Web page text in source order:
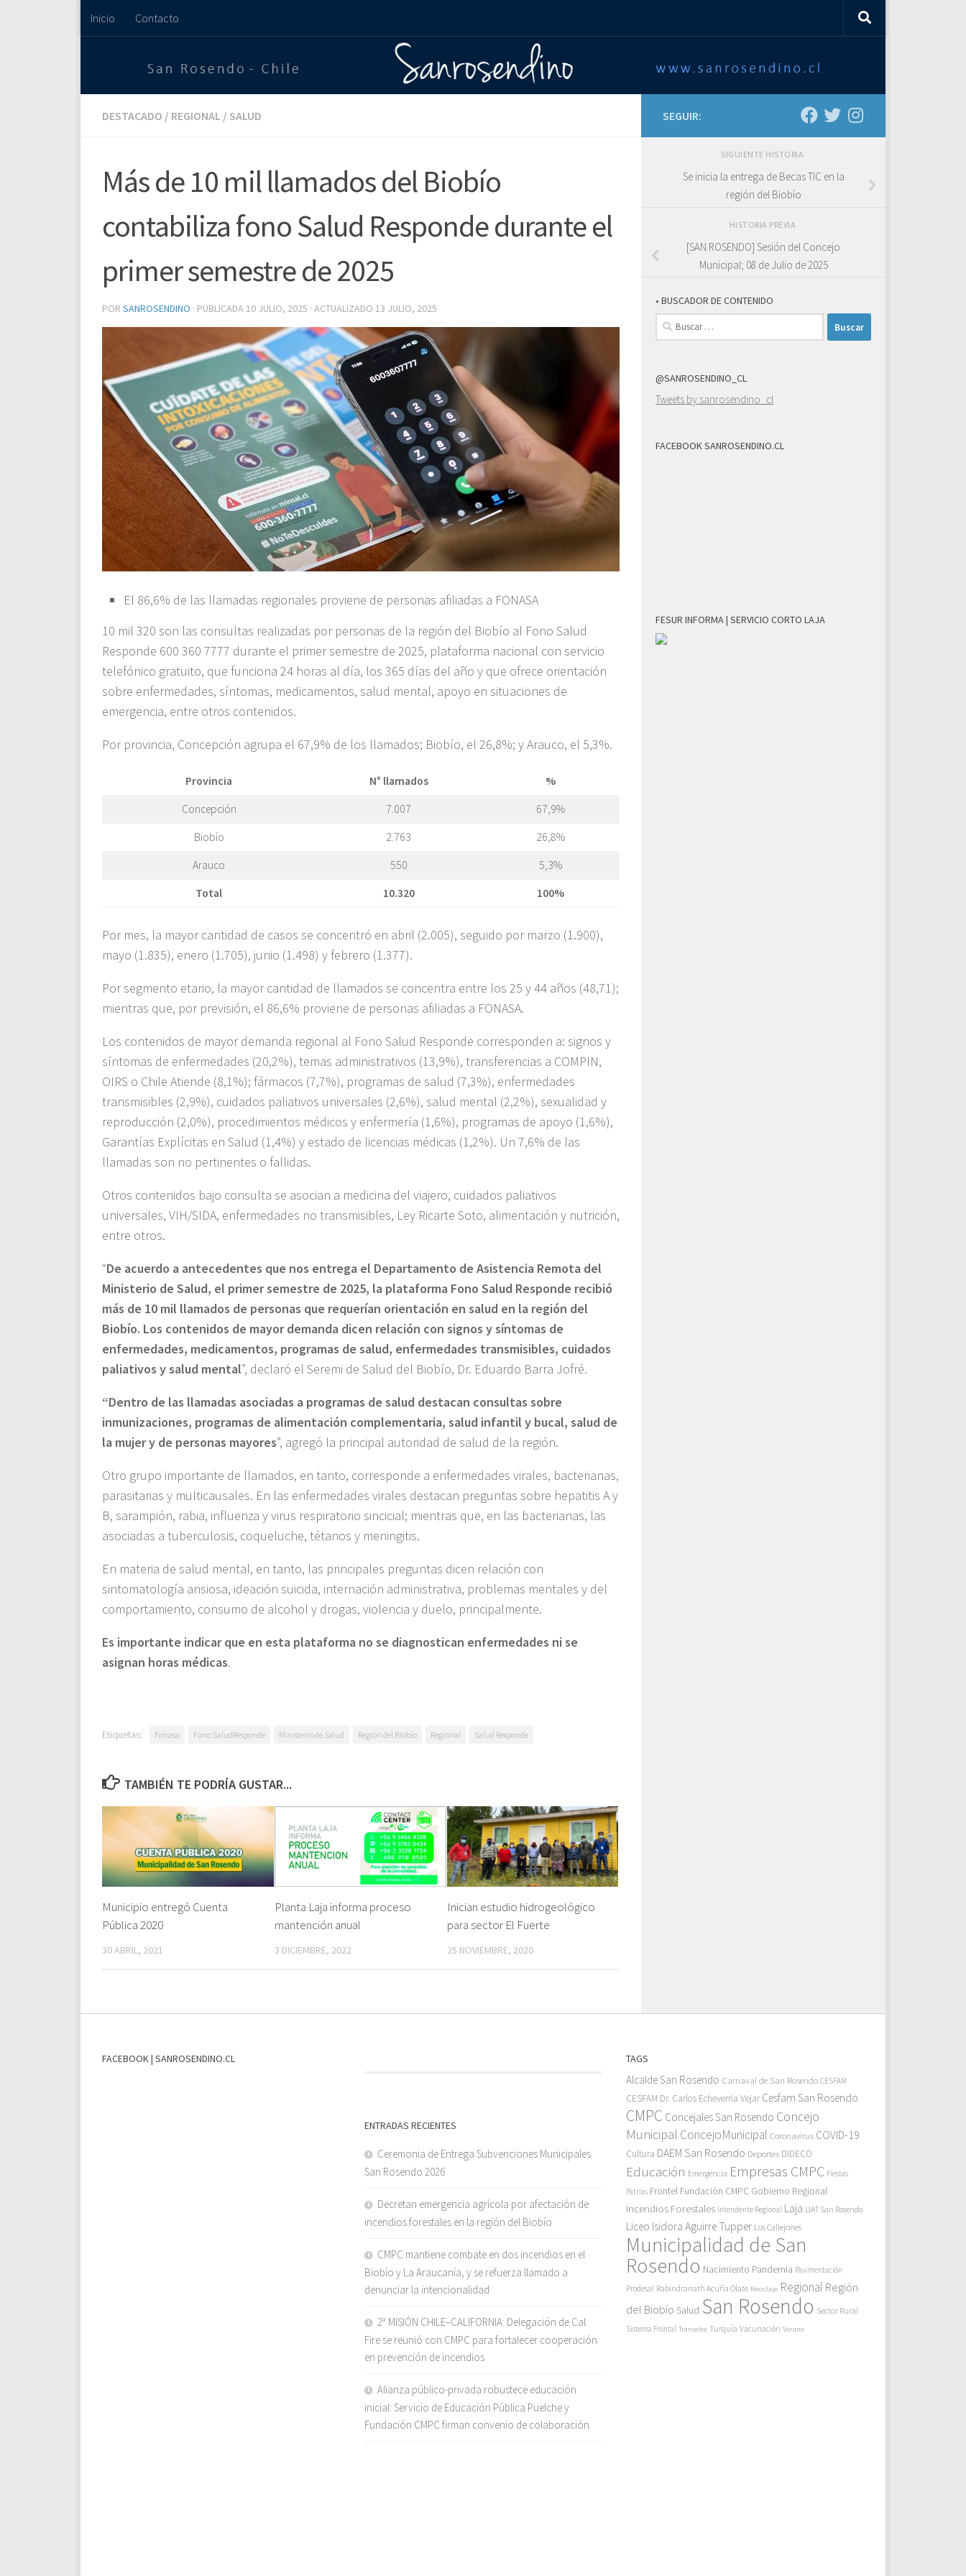
Saltar al contenido
Inicio Contacto
DESTACADO / REGIONAL / SALUD
Más de 10 mil llamados del Biobío
contabiliza fono Salud Responde durante el
primer semestre de 2025
POR SANROSENDINO · PUBLICADA 10 JULIO, 2025 · ACTUALIZADO 13 JULIO, 2025
El 86,6% de las llamadas regionales proviene de personas afiliadas a FONASA
10 mil 320 son las consultas realizadas por personas de la región del Biobío al Fono Salud
Responde 600 360 7777 durante el primer semestre de 2025, plataforma nacional con servicio
telefónico gratuito, que funciona 24 horas al día, los 365 días del año y que ofrece orientación
sobre enfermedades, síntomas, medicamentos, salud mental, apoyo en situaciones de
emergencia, entre otros contenidos.
Por provincia, Concepción agrupa el 67,9% de los llamados; Biobío, el 26,8%; y Arauco, el 5,3%.
Provincia N° llamados %
Concepción 7.007 67,9%
Biobío 2.763 26,8%
Arauco 550 5,3%
Total 10.320 100%
Por mes, la mayor cantidad de casos se concentró en abril (2.005), seguido por marzo (1.900),
mayo (1.835), enero (1.705), junio (1.498) y febrero (1.377).
Por segmento etario, la mayor cantidad de llamados se concentra entre los 25 y 44 años (48,71);
mientras que, por previsión, el 86,6% proviene de personas afiliadas a FONASA.
Los contenidos de mayor demanda regional al Fono Salud Responde corresponden a: signos y
síntomas de enfermedades (20,2%), temas administrativos (13,9%), transferencias a COMPIN,
OIRS o Chile Atiende (8,1%); fármacos (7,7%), programas de salud (7,3%), enfermedades
transmisibles (2,9%), cuidados paliativos universales (2,6%), salud mental (2,2%), sexualidad y
reproducción (2,0%), procedimientos médicos y enfermería (1,6%), programas de apoyo (1,6%),
Garantías Explícitas en Salud (1,4%) y estado de licencias médicas (1,2%). Un 7,6% de las
llamadas son no pertinentes o fallidas.
Otros contenidos bajo consulta se asocian a medicina del viajero, cuidados paliativos
universales, VIH/SIDA, enfermedades no transmisibles, Ley Ricarte Soto, alimentación y nutrición,
entre otros.
“De acuerdo a antecedentes que nos entrega el Departamento de Asistencia Remota del
Ministerio de Salud, el primer semestre de 2025, la plataforma Fono Salud Responde recibió
más de 10 mil llamados de personas que requerían orientación en salud en la región del
Biobío. Los contenidos de mayor demanda dicen relación con signos y síntomas de
enfermedades, medicamentos, programas de salud, enfermedades transmisibles, cuidados
paliativos y salud mental”, declaró el Seremi de Salud del Biobío, Dr. Eduardo Barra Jofré.
“Dentro de las llamadas asociadas a programas de salud destacan consultas sobre
inmunizaciones, programas de alimentación complementaria, salud infantil y bucal, salud de
la mujer y de personas mayores”, agregó la principal autoridad de salud de la región.
Otro grupo importante de llamados, en tanto, corresponde a enfermedades virales, bacterianas,
parasitarias y multicausales. En las enfermedades virales destacan preguntas sobre hepatitis A y
B, sarampión, rabia, influenza y virus respiratorio sincicial; mientras que, en las bacterianas, las
asociadas a tuberculosis, coqueluche, tétanos y meningitis.
En materia de salud mental, en tanto, las principales preguntas dicen relación con
sintomatología ansiosa, ideación suicida, internación administrativa, problemas mentales y del
comportamiento, consumo de alcohol y drogas, violencia y duelo, principalmente.
Es importante indicar que en esta plataforma no se diagnostican enfermedades ni se
asignan horas médicas.
Etiquetas: Fonasa Fono SaludResponde Ministerio de Salud Región del Biobío Regional Salud Responde
TAMBIÉN TE PODRÍA GUSTAR...
Municipio entregó Cuenta
Pública 2020
30 ABRIL, 2021
Planta Laja informa proceso
mantención anual
3 DICIEMBRE, 2022
Inician estudio hidrogeológico
para sector El Fuerte
25 NOVIEMBRE, 2020
SEGUIR:
SIGUIENTE HISTORIA
Se inicia la entrega de Becas TIC en la
región del Biobío
HISTORIA PREVIA
[SAN ROSENDO] Sesión del Concejo
Municipal; 08 de Julio de 2025
• BUSCADOR DE CONTENIDO
Buscar:
@SANROSENDINO_CL
Tweets by sanrosendino_cl
FACEBOOK SANROSENDINO.CL
FESUR INFORMA | SERVICIO CORTO LAJA
FACEBOOK | SANROSENDINO.CL
ENTRADAS RECIENTES
Ceremonia de Entrega Subvenciones Municipales
San Rosendo 2026
Decretan emergencia agrícola por afectación de
incendios forestales en la región del Biobío
CMPC mantiene combate en dos incendios en el
Biobío y La Araucanía, y se refuerza llamado a
denunciar la intencionalidad
2ª MISIÓN CHILE–CALIFORNIA: Delegación de Cal
Fire se reunió con CMPC para fortalecer cooperación
en prevención de incendios
Alianza público-privada robustece educación
inicial: Servicio de Educación Pública Puelche y
Fundación CMPC firman convenio de colaboración
TAGS
Alcalde San Rosendo Carnaval de San Rosendo CESFAM
CESFAM Dr. Carlos Echeverría Vejar Cesfam San Rosendo
CMPC Concejales San Rosendo Concejo
Municipal ConcejoMunicipal Coronavirus COVID-19
Cultura DAEM San Rosendo Deportes DIDECO
Educación Emergencia Empresas CMPC Fiestas
Patrias Frontel Fundación CMPC Gobierno Regional
Incendios Forestales Intendente Regional Laja LIAT San Rosendo
Liceo Isidora Aguirre Tupper Los Callejones
Municipalidad de San
Rosendo Nacimiento Pandemia Pavimentación
Prodesal Rabindranath Acuña Olate Reciclaje Regional Región
del Biobío Salud San Rosendo Sector Rural
Sistema Frontal Transelec Turquía Vacunación Verano